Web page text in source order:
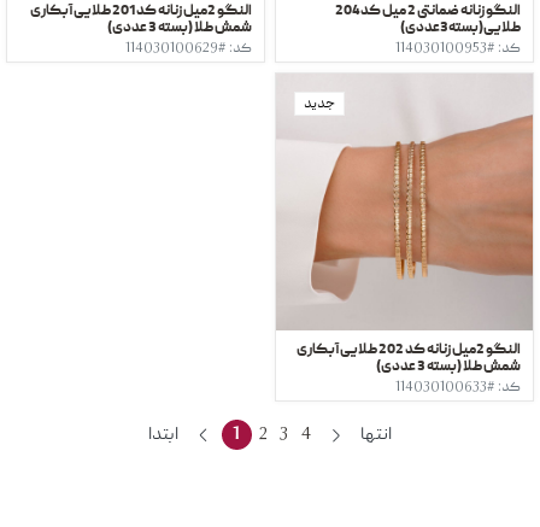
النگو زنانه ضمانتی 2 میل کد204
طلایی(بسته3عددی)
کد: #114030100953
النگو 2میل زنانه کد 201 طلایی آبکاری
شمش طلا (بسته 3 عددی)
کد: #114030100629
النگو 2میل زنانه کد 202 طلایی آبکاری
شمش طلا (بسته 3 عددی)
کد: #114030100633
جدید
ابتدا 1 2 3 4 انتها